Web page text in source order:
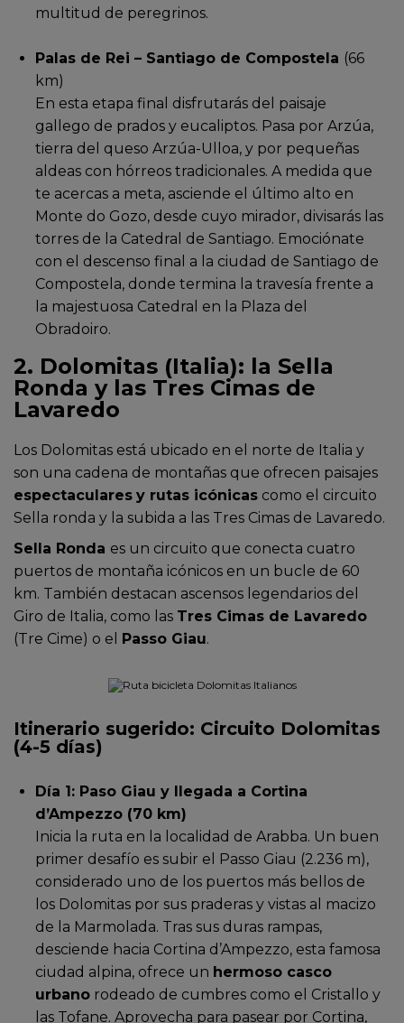
multitud de peregrinos.
Palas de Rei – Santiago de Compostela (66
km)
En esta etapa final disfrutarás del paisaje
gallego de prados y eucaliptos. Pasa por Arzúa,
tierra del queso Arzúa-Ulloa, y por pequeñas
aldeas con hórreos tradicionales. A medida que
te acercas a meta, asciende el último alto en
Monte do Gozo, desde cuyo mirador, divisarás las
torres de la Catedral de Santiago. Emociónate
con el descenso final a la ciudad de Santiago de
Compostela, donde termina la travesía frente a
la majestuosa Catedral en la Plaza del
Obradoiro.
2. Dolomitas (Italia): la Sella
Ronda y las Tres Cimas de
Lavaredo
Los Dolomitas está ubicado en el norte de Italia y
son una cadena de montañas que ofrecen paisajes
espectaculares y rutas icónicas como el circuito
Sella ronda y la subida a las Tres Cimas de Lavaredo.
Sella Ronda es un circuito que conecta cuatro
puertos de montaña icónicos en un bucle de 60
km. También destacan ascensos legendarios del
Giro de Italia, como las Tres Cimas de Lavaredo
(Tre Cime) o el
Passo Giau.
Itinerario sugerido: Circuito Dolomitas
(4-5 días)
Día 1: Paso Giau y llegada a Cortina
d’Ampezzo (70 km)
Inicia la ruta en la localidad de Arabba. Un buen
primer desafío es subir el Passo Giau (2.236 m),
considerado uno de los puertos más bellos de
los Dolomitas por sus praderas y vistas al macizo
de la Marmolada. Tras sus duras rampas,
desciende hacia Cortina d’Ampezzo, esta famosa
ciudad alpina, ofrece un hermoso casco
urbano rodeado de cumbres como el Cristallo y
las Tofane. Aprovecha para pasear por Cortina,